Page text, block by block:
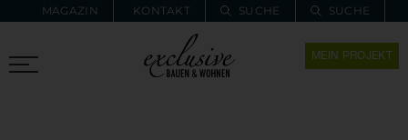
MAGAZIN KONTAKT SUCHE
SUCHE
PROARCHITEC PROINSTALL MEIN PROJEKT